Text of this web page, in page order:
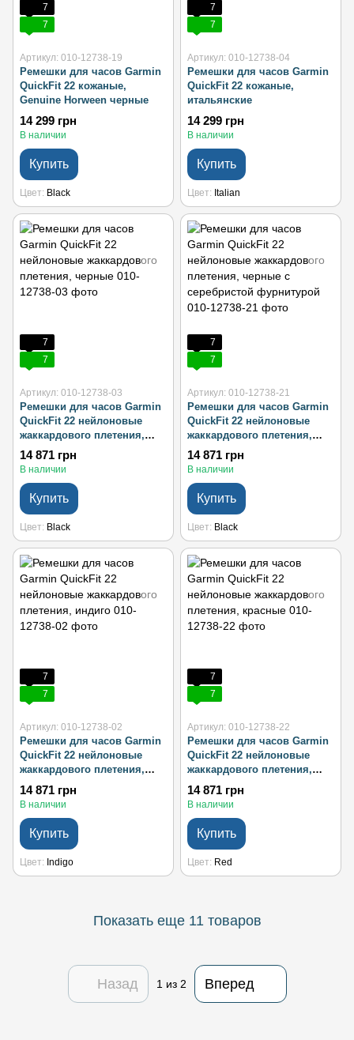
7
7
Артикул: 010-12738-19
Ремешки для часов Garmin
QuickFit 22 кожаные,
Genuine Horween черные
14 299 грн
В наличии
Купить
Цвет Black
7
7
Артикул: 010-12738-04
Ремешки для часов Garmin
QuickFit 22 кожаные,
итальянские
14 299 грн
В наличии
Купить
Цвет Italian
7
7
Артикул: 010-12738-03
Ремешки для часов Garmin
QuickFit 22 нейлоновые
жаккардового плетения,
черные
14 871 грн
В наличии
Купить
Цвет Black
7
7
Артикул: 010-12738-21
Ремешки для часов Garmin
QuickFit 22 нейлоновые
жаккардового плетения,
черные с серебристой
фурнитурой
14 871 грн
В наличии
Купить
Цвет Black
7
7
Артикул: 010-12738-02
Ремешки для часов Garmin
QuickFit 22 нейлоновые
жаккардового плетения,
индиго
14 871 грн
В наличии
Купить
Цвет Indigo
7
7
Артикул: 010-12738-22
Ремешки для часов Garmin
QuickFit 22 нейлоновые
жаккардового плетения,
красные
14 871 грн
В наличии
Купить
Цвет Red
Показать еще 11 товаров
Назад 1 из 2 Вперед